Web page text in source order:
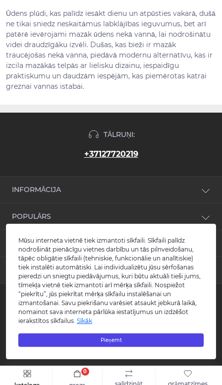
0
Ūdens plūdi, kas palīdz iesākt dienu un atpūsties vakarā, dušā
ne tikai sniedz neskaitāmus labklājības ieguvumus, bet arī
patērē ievērojami mazāk ūdens nekā vannā, lai nodrošinātu
videi draudzīgāku izvēli. Dušas, kas bieži ir mazāk
traucējošas nekā vanna, piedāvā modernu alternatīvu, kas ir
izcila mazākās telpās ar lielisku dizainu, iespaidīgu
praktiskumu un daudzām iespējām, kas piemērotas katrai
greznai vannas istabai.
TĀLRUŅI:
+37127720219
INFORMĀCIJA
Atsauksmes
Vietnes karte
Ražotāji
Īpašais piedāvājums
POPULĀRS
Izlietnes
Vannas
Maisītāji
Tualetes podi
Dušas
Aksesuāri
Guild kolekcija
KONTAKTI UN ADRESE
info@burlington.eu
P. 09:00 - 17:00
O. 09:00 - 17:00
T. 09:00 - 17:00
C. 09:00 - 17:00
P. 09:00 - 17:00
S.-Sv. Slēgts
MESENDŽERI
WhatsApp
Messenger
Copyright © 2008 - 2026 SIA "Burlington" - Visas tiesības aizsargātas.
Reģistrācijas numurs: 40003988866
Visas cenas norādītas bez PVN.
Mūsu interneta vietnē tiek izmantoti sīkfaili. Sīkfaili palīdz
nodrošināt pienācīgu vietnes darbību un tās pilnveidošanu,
tāpēc obligātie sīkfaili (tehniskie, funkcionālie un analītiskie)
tiek instalēti automātiski. Lai individualizētu jūsu sērfošanas
pieredzi un sniegtu piedāvājumus, kuri būtu aktuāli tieši jums,
tīmekļa vietnē tiek izmantoti arī mērķa sīkfaili. Nospiežot
“piekrītu”, jūs piekrītat mērķa sīkfailu instalēšanai un
izmantošanai. Savu piekrišanu varēsiet atsaukt jebkurā laikā,
nomainot sava interneta pārlūka iestatījumus un izdzēšot
ierakstītos sīkfailus. Sīkāk
Pieņemt